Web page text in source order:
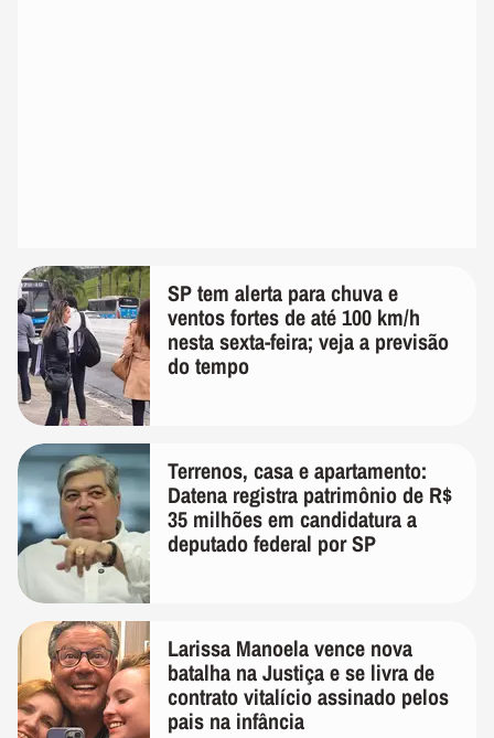
SP tem alerta para chuva e
ventos fortes de até 100 km/h
nesta sexta-feira; veja a previsão
do tempo
Terrenos, casa e apartamento:
Datena registra patrimônio de R$
35 milhões em candidatura a
deputado federal por SP
Larissa Manoela vence nova
batalha na Justiça e se livra de
contrato vitalício assinado pelos
pais na infância